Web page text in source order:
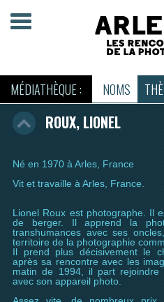
MÉDIATHÈQUE : NOMS
ROUX, LIONEL
Né en 1970 à Arles, France
Vit et travaille à Arles, France.
Lionel Roux est photographe. Il
de berger. Il apprend la
transhumances avec ses
territoire de la photographie
Il prend plus décisivement le
après sa rencontre avec les
matin de 1994, il part rejoindre
avec son appareil photo.